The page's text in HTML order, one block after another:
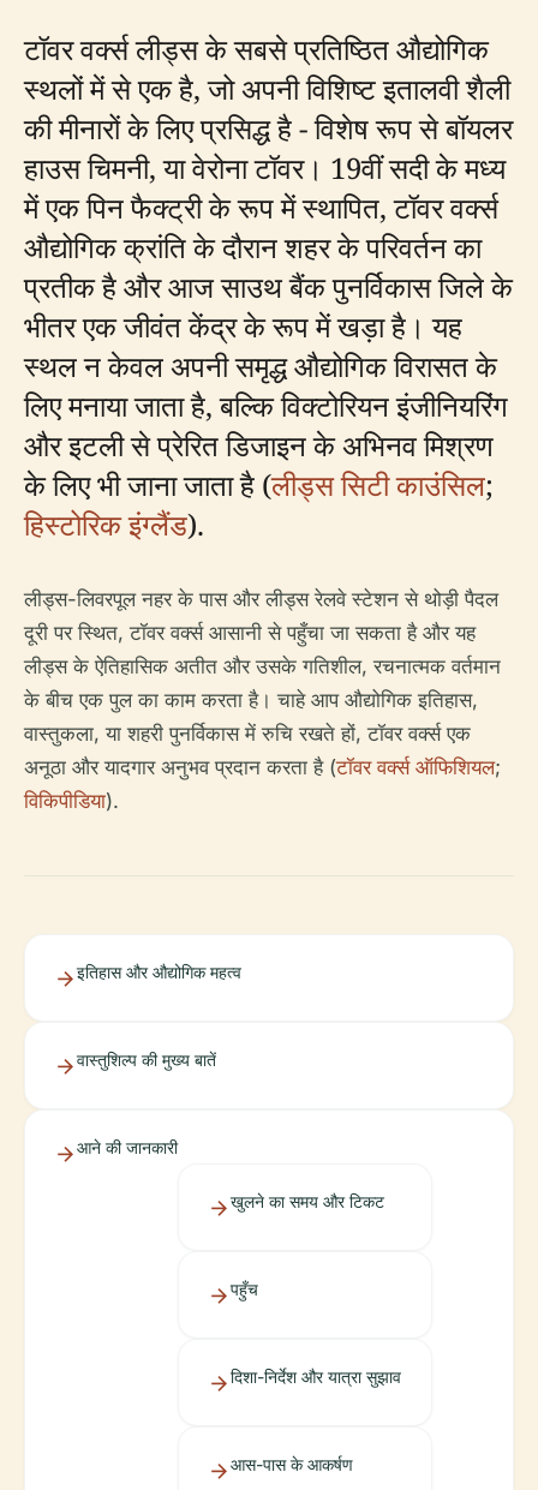
टॉवर वर्क्स लीड्स के सबसे प्रतिष्ठित औद्योगिक
स्थलों में से एक है, जो अपनी विशिष्ट इतालवी शैली
की मीनारों के लिए प्रसिद्ध है - विशेष रूप से बॉयलर
हाउस चिमनी, या वेरोना टॉवर। 19वीं सदी के मध्य
में एक पिन फैक्ट्री के रूप में स्थापित, टॉवर वर्क्स
औद्योगिक क्रांति के दौरान शहर के परिवर्तन का
प्रतीक है और आज साउथ बैंक पुनर्विकास जिले के
भीतर एक जीवंत केंद्र के रूप में खड़ा है। यह
स्थल न केवल अपनी समृद्ध औद्योगिक विरासत के
लिए मनाया जाता है, बल्कि विक्टोरियन इंजीनियरिंग
और इटली से प्रेरित डिजाइन के अभिनव मिश्रण
के लिए भी जाना जाता है (लीड्स सिटी काउंसिल;
हिस्टोरिक इंग्लैंड).
लीड्स-लिवरपूल नहर के पास और लीड्स रेलवे स्टेशन से थोड़ी पैदल
दूरी पर स्थित, टॉवर वर्क्स आसानी से पहुँचा जा सकता है और यह
लीड्स के ऐतिहासिक अतीत और उसके गतिशील, रचनात्मक वर्तमान
के बीच एक पुल का काम करता है। चाहे आप औद्योगिक इतिहास,
वास्तुकला, या शहरी पुनर्विकास में रुचि रखते हों, टॉवर वर्क्स एक
अनूठा और यादगार अनुभव प्रदान करता है (टॉवर वर्क्स ऑफिशियल;
विकिपीडिया).
इतिहास और औद्योगिक महत्व
वास्तुशिल्प की मुख्य बातें
आने की जानकारी
खुलने का समय और टिकट
पहुँच
दिशा-निर्देश और यात्रा सुझाव
आस-पास के आकर्षण